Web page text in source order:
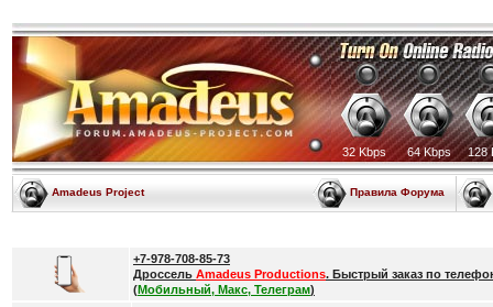
32 Kbps 64 Kbps 128
Amadeus Project Правила Форума
+7-978-708-85-73
Дроссель Amadeus Productions. Быстрый заказ по
(Мобильный, Макс, Телеграм)